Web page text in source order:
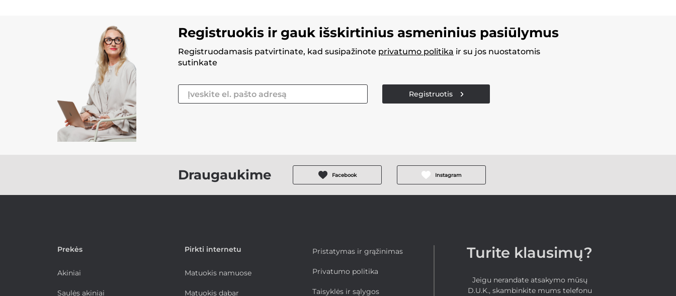
Registruokis ir gauk išskirtinius asmeninius pasiūlymus
Registruodamasis patvirtinate, kad susipažinote privatumo politika ir su jos nuostatomis
sutinkate
Registruotis
Draugaukime Facebook Instagram
Prekės
Akiniai
Saulės akiniai
Pirkti internetu
Matuokis namuose
Matuokis dabar
Pristatymas ir grąžinimas
Privatumo politika
Taisyklės ir sąlygos
Turite klausimų?
Jeigu nerandate atsakymo mūsų
D.U.K., skambinkite mums telefonu